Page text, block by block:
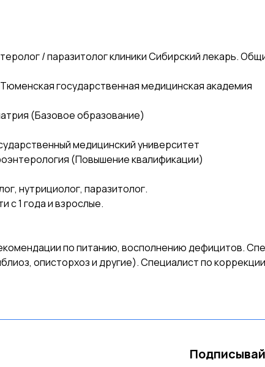
/ паразитолог клиники Сибирский лекарь.
государственная медицинская академия
(Базовое образование)
медицинский университет
(Повышение квалификации)
нутрициолог, паразитолог.
с 1 года и взрослые.
по питанию, восполнению дефицитов.
описторхоз и другие). Специалист по